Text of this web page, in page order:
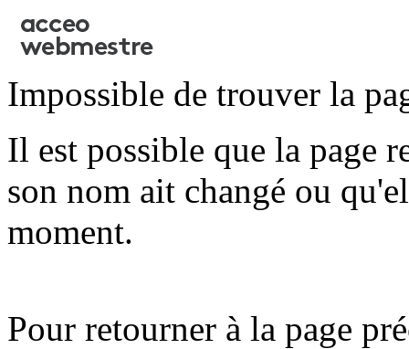
Impossible de trouver la
Il est possible que la page
son nom ait changé ou
moment.
Pour retourner à la page